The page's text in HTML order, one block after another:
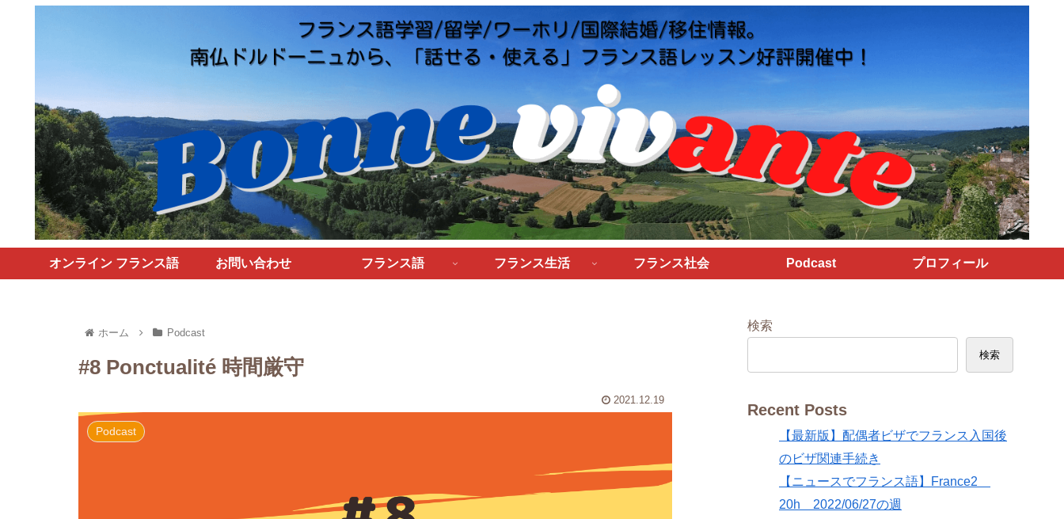
オンライン フランス語 お問い合わせ フランス語 フランス生活 フランス社会 Podcast プロフィール
ホーム Podcast
#8 Ponctualité 時間厳守
2021.12.19
Podcast
検索
検索
Recent Posts
【最新版】配偶者ビザでフランス入国後
のビザ関連手続き
【ニュースでフランス語】France2
20h 2022/06/27の週